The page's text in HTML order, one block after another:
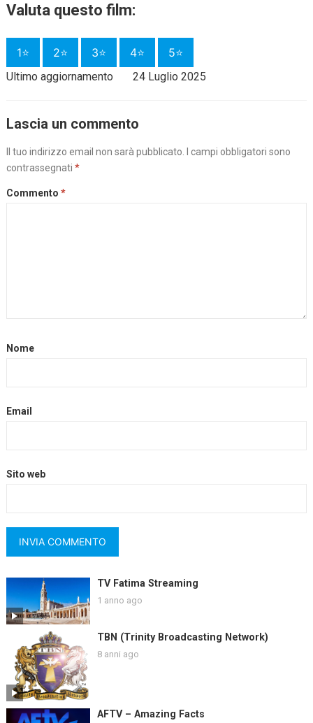
Valuta questo film:
1⭐ 2⭐ 3⭐ 4⭐ 5⭐
Ultimo aggiornamento 24 Luglio 2025
Lascia un commento
Il tuo indirizzo email non sarà pubblicato.
I campi obbligatori sono
contrassegnati *
Commento *
Nome
Email
Sito web
TV Fatima Streaming
1 anno ago
TBN (Trinity Broadcasting Network)
8 anni ago
AFTV – Amazing Facts